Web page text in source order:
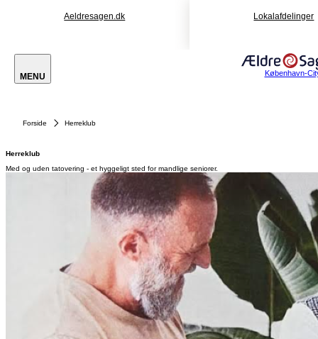
Aeldresagen.dk Lokalafdelinger
MENU København-
Forside Herreklub
Herreklub
Med og uden tatovering - et hyggeligt sted for mandlige seniorer.